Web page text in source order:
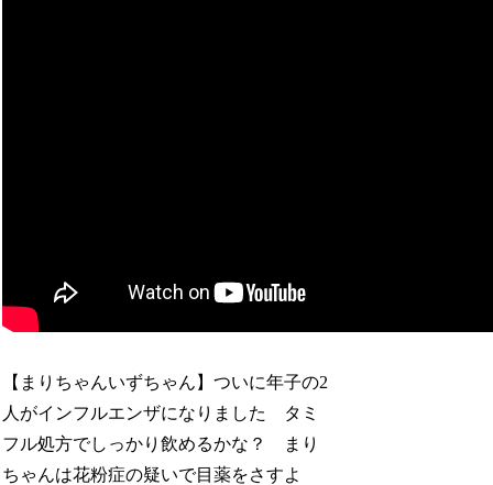
【まりちゃんいずちゃん】ついに年子の2
人がインフルエンザになりました タミ
フル処方でしっかり飲めるかな？ まり
ちゃんは花粉症の疑いで目薬をさすよ